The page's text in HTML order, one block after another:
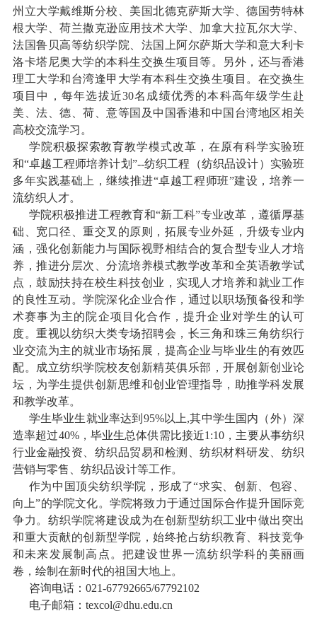
州立大学戴维斯分校、美国北德克萨斯大学、德国劳特林
根大学、荷兰撒克逊应用技术大学、加拿大拉瓦尔大学、
法国鲁贝高等纺织学院、法国上阿尔萨斯大学和意大利卡
洛卡塔尼奥大学的本科生交换生项目等。另外，还与香港
理工大学和台湾逢甲大学有本科生交换生项目。在交换生
项目中，每年选拔近30名成绩优秀的本科高年级学生赴
美、法、德、荷、意等国及中国香港和中国台湾地区相关
高校交流学习。
学院积极探索教育教学模式改革，在原有科学实验班
和“卓越工程师培养计划”--纺织工程（纺织品设计）实验班
多年实践基础上，继续推进“卓越工程师班”建设，培养一
流纺织人才。
学院积极推进工程教育和“新工科”专业改革，遵循厚基
础、宽口径、重交叉的原则，拓展专业外延，升级专业内
涵，强化创新能力与国际视野相结合的复合型专业人才培
养，推进分层次、分流培养模式教学改革和全英语教学试
点，鼓励扶持在校生科技创业，实现人才培养和就业工作
的良性互动。学院深化企业合作，通过以职场预备役和学
术赛事为主的院企项目化合作，提升企业对学生的认可
度。重视以纺织大类专场招聘会，长三角和珠三角纺织行
业交流为主的就业市场拓展，提高企业与毕业生的有效匹
配。成立纺织学院校友创新精英俱乐部，开展创新创业论
坛，为学生提供创新思维和创业管理指导，助推学科发展
和教学改革。
学生毕业生就业率达到 95%以上,其中学生国内（外）深
造率超过40%，毕业生总体供需比接近1:10 ，主要从事纺织
行业金融投资、纺织品贸易和检测、纺织材料研发、纺织
营销与零售、纺织品设计等工作。
作为中国顶尖纺织学院，形成了“求实、创新、包容、
向上”的学院文化。学院将致力于通过国际合作提升国际竞
争力。纺织学院将建设成为在创新型纺织工业中做出突出
和重大贡献的创新型学院，始终抢占纺织教育、科技竞争
和未来发展制高点。把建设世界一流纺织学科的美丽画
卷，绘制在新时代的祖国大地上。
咨询电话： 021-67792665/67792102
电子邮箱： texcol@dhu.edu.cn